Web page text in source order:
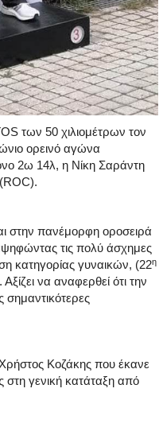
των 50 χιλιομέτρων τον
ορεινό αγώνα
2ω 14λ, η Νίκη Σαράντη
στην πανέμορφη οροσειρά
τις πολύ άσχημες
κατηγορίας γυναικών, (22η
να αναφερθεί ότι την
Κοζάκης που έκανε
στη γενική κατάταξη από